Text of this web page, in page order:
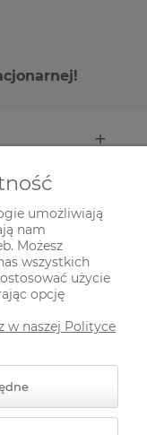
umożliwiają
nam
Możesz
wszystkich
użycie
opcję
w naszej Polityce